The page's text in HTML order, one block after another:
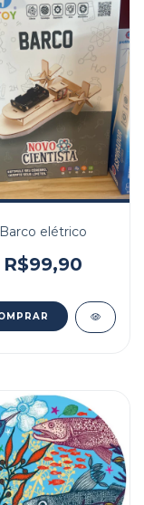
Barco elétrico
R$99,90